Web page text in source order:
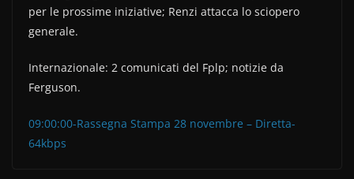
per le prossime iniziative; Renzi attacca lo sciopero
generale.
Internazionale: 2 comunicati del Fplp; notizie da
Ferguson.
09:00:00-Rassegna Stampa 28 novembre – Diretta-
64kbps